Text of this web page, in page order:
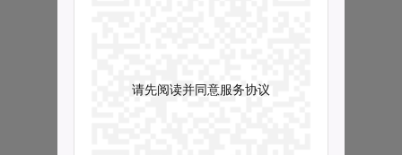
请先阅读并同意服务协议